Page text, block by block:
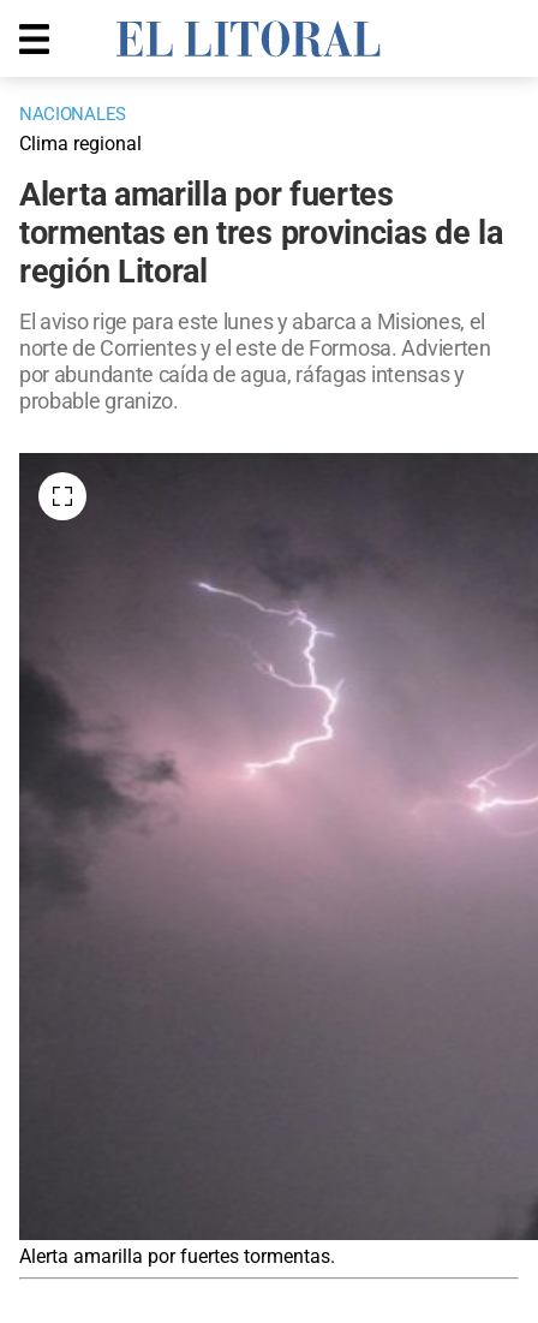
NACIONALES
Clima regional
Alerta amarilla por fuertes
tormentas en tres provincias de la
región Litoral
El aviso rige para este lunes y abarca a Misiones, el
norte de Corrientes y el este de Formosa. Advierten
por abundante caída de agua, ráfagas intensas y
probable granizo.
Alerta amarilla por fuertes tormentas.